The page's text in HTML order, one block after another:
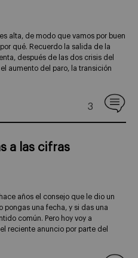
alta, de modo que vamos por buen
qué. Recuerdo la salida de la
después de las dos crisis del
aumento del paro, la transición
3
a las cifras
años el consejo que le dio un
pongas una fecha, y si das una
común. Pero hoy voy a
reciente anuncio por parte del